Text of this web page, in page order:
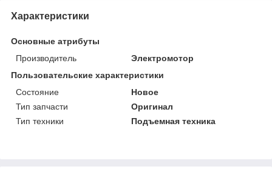
Характеристики
Основные атрибуты
Производитель
Электромотор
Пользовательские характеристики
Состояние
Новое
Тип запчасти
Оригинал
Тип техники
Подъемная техника